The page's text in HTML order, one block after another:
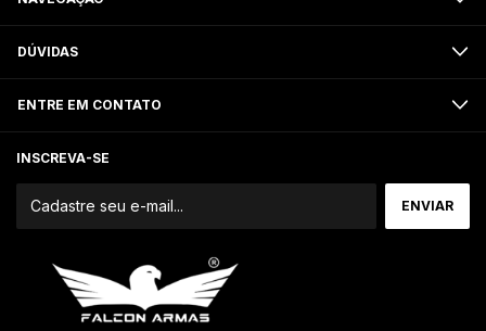
DÚVIDAS
ENTRE EM CONTATO
INSCREVA-SE